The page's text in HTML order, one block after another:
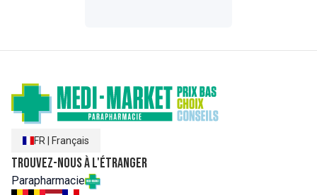
FR Français
Trouvez-nous à l'étranger
Parapharmacie